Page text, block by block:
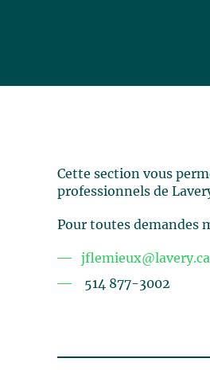
Cette section vous
professionnels de
Pour toutes demandes
jflemieux@lavery.ca
514 877-3002